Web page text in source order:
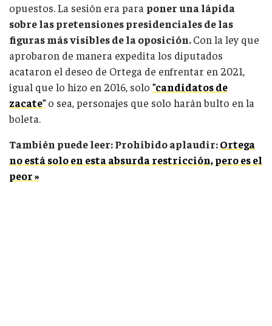
opuestos. La sesión era para poner una lápida
sobre las pretensiones presidenciales de las
figuras más visibles de la oposición.Con la ley que
aprobaron de manera expedita los diputados
acataron el deseo de Ortega de enfrentar en 2021,
igual que lo hizo en 2016, solo "candidatos de
zacate"o sea, personajes que solo harán bulto en la
boleta.
También puede leer: Prohibido aplaudir:Ortega
no está solo en esta absurda restricción, pero es el
peor »